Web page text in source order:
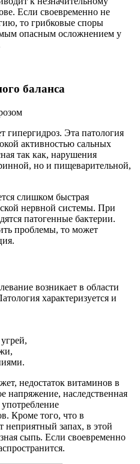
Если своевременно не
то грибковые споры
опасным осложнением у
баланса
гипергидроз. Эта патология
активностью сальных
так как, нарушения
но и пищеварительной,
слишком быстрая
нервной системы. При
патогенные бактерии.
проблемы, то может
возникает в области
характеризуется и
недостаток витаминов в
напряжение, наследственная
Кроме того, что в
неприятный запах, в этой
сыпь. Если своевременно